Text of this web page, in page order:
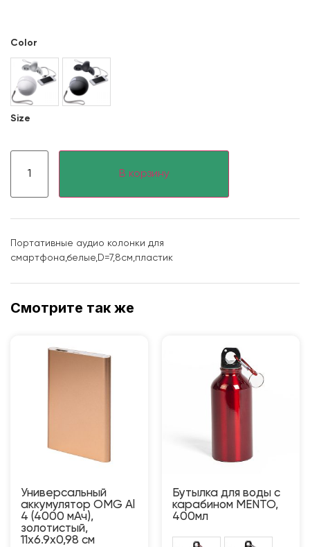
Color
Size
В корзину
Портативные аудио колонки для
смартфона,белые,D=7,8см,пластик
Смотрите так же
Универсальный
аккумулятор OMG Al
4 (4000 мАч),
золотистый,
11х6.9х0,98 см
Бутылка для воды с
карабином MENTO,
400мл